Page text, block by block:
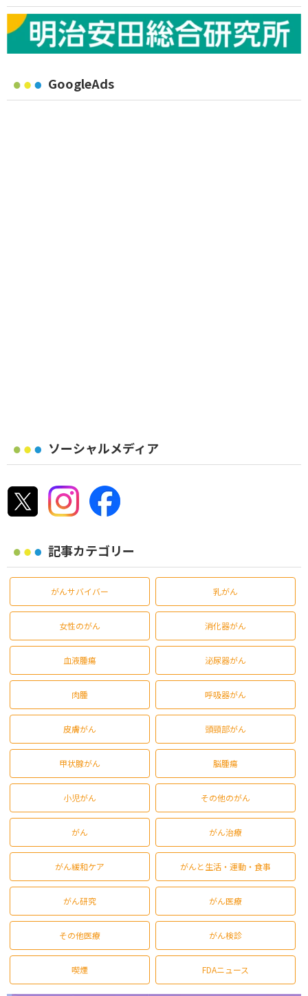
GoogleAds
ソーシャルメディア
記事カテゴリー
がんサバイバー 乳がん
女性のがん 消化器がん
血液腫瘍 泌尿器がん
肉腫 呼吸器がん
皮膚がん 頭頸部がん
甲状腺がん 脳腫瘍
小児がん その他のがん
がん がん治療
がん緩和ケア がんと生活・運動・食事
がん研究 がん医療
その他医療 がん検診
喫煙 FDAニュース